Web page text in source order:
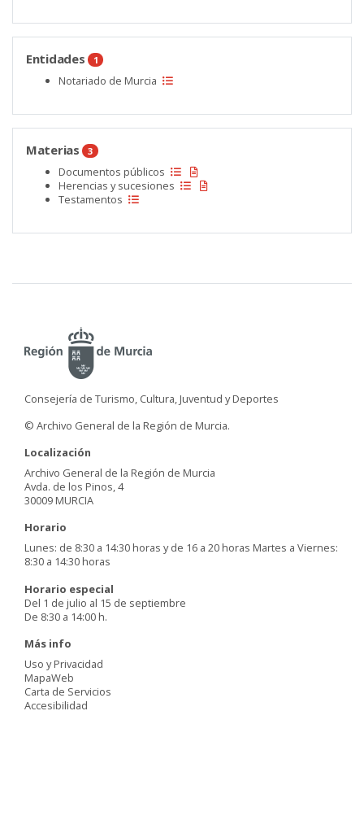
Entidades 1
Notariado de Murcia
Materias 3
Documentos públicos
Herencias y sucesiones
Testamentos
Consejería de Turismo, Cultura, Juventud y Deportes
© Archivo General de la Región de Murcia.
Localización
Archivo General de la Región de Murcia
Avda. de los Pinos, 4
30009 MURCIA
Horario
Lunes: de 8:30 a 14:30 horas y de 16 a 20 horas Martes a Viernes:
8:30 a 14:30 horas
Horario especial
Del 1 de julio al 15 de septiembre
De 8:30 a 14:00 h.
Más info
Uso y Privacidad
MapaWeb
Carta de Servicios
Accesibilidad